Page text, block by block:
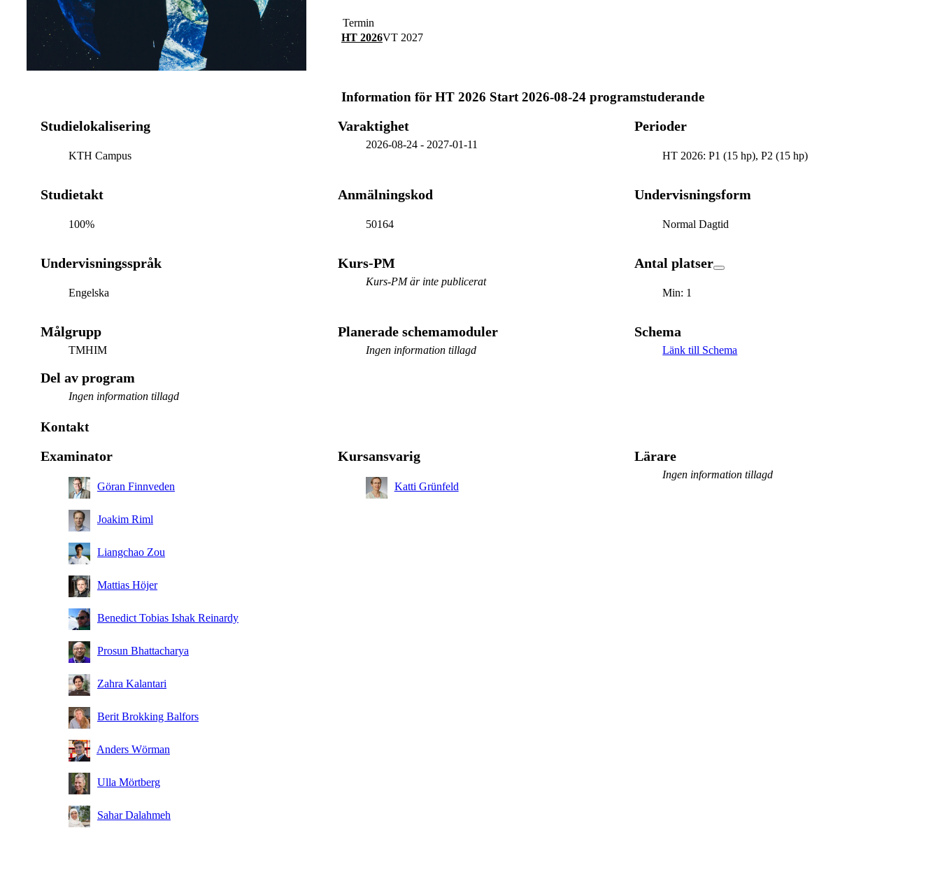
Termin
HT 2026VT 2027
Information för HT 2026 Start 2026-08-24 programstuderande
Studielokalisering
KTH Campus
Varaktighet
2026-08-24- 2027-01-11
Perioder
HT 2026: P1 (15 hp), P2 (15 hp)
Studietakt
100%
Anmälningskod
50164
Undervisningsform
Normal Dagtid
Undervisningsspråk
Engelska
Kurs-PM
Kurs-PM är inte publicerat
Antal platser
Min: 1
Målgrupp
TMHIM
Planerade schemamoduler
Ingen information tillagd
Schema
Länk till Schema
Del av program
Ingen information tillagd
Kontakt
Examinator
Göran Finnveden
Joakim Riml
Liangchao Zou
Mattias Höjer
Benedict Tobias Ishak Reinardy
Prosun Bhattacharya
Zahra Kalantari
Berit Brokking Balfors
Anders Wörman
Ulla Mörtberg
Sahar Dalahmeh
Kursansvarig
Katti Grünfeld
Lärare
Ingen information tillagd